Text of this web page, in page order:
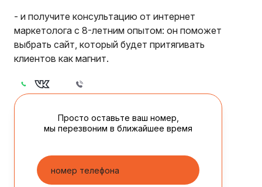
- и получите консультацию от интернет
маркетолога с 8-летним опытом: он поможет
выбрать сайт, который будет притягивать
клиентов как магнит.
Просто оставьте ваш номер,
мы перезвоним в ближайшее время